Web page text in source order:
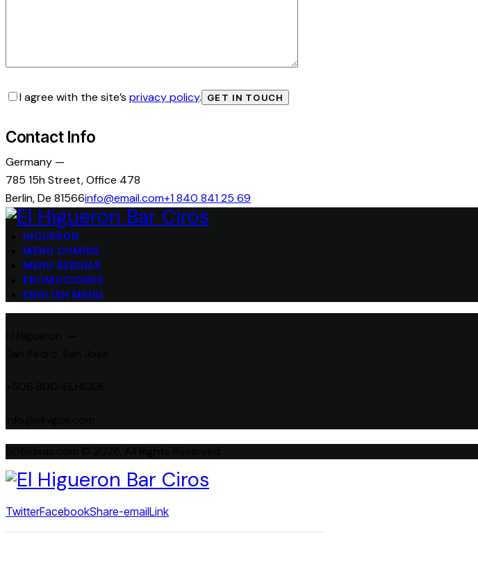
I agree with the site’s privacy policy.
Contact Info
Germany —
785 15h Street, Office 478
Berlin, De 81566info@email.com+1 840 841 25 69
HIGUERON
MENÚ COMIDA
MENÚ BEBIDAS
PROMOCIONES
ENGLISH MENU
TwitterFacebookShare-emailLink